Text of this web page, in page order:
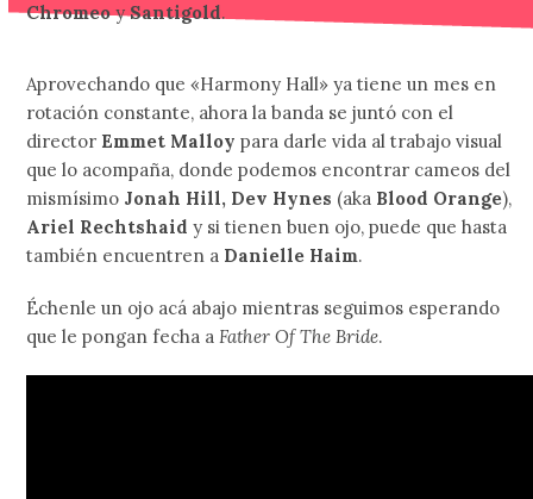
ChromeoySantigold.
Aprovechando que «Harmony Hall» ya tiene un mes en
rotación constante, ahora la banda se juntó con el
director Emmet Malloy para darle vida al trabajo visual
que lo acompaña, donde podemos encontrar cameos del
mismísimo Jonah Hill, Dev Hynes (aka Blood Orange),
Ariel Rechtshaid y si tienen buen ojo, puede que hasta
también encuentren a Danielle Haim.
Échenle un ojo acá abajo mientras seguimos esperando
que le pongan fecha aFather Of The Bride.